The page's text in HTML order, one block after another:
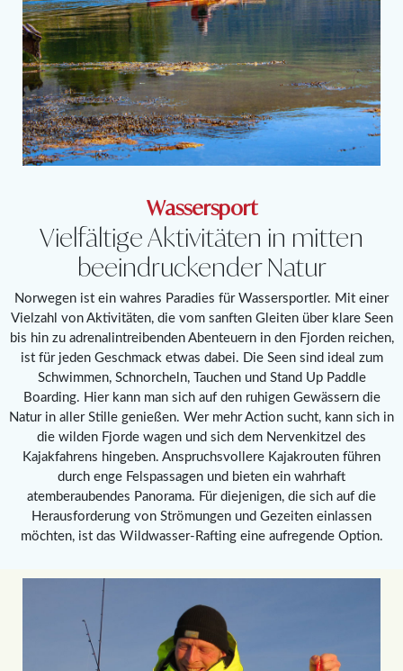
Wassersport
Vielfältige Aktivitäten in mitten
beeindruckender Natur
Norwegen ist ein wahres Paradies für Wassersportler. Mit einer
Vielzahl von Aktivitäten, die vom sanften Gleiten über klare Seen
bis hin zu adrenalintreibenden Abenteuern in den Fjorden reichen,
ist für jeden Geschmack etwas dabei. Die Seen sind ideal zum
Schwimmen, Schnorcheln, Tauchen und Stand Up Paddle
Boarding. Hier kann man sich auf den ruhigen Gewässern die
Natur in aller Stille genießen. Wer mehr Action sucht, kann sich in
die wilden Fjorde wagen und sich dem Nervenkitzel des
Kajakfahrens hingeben. Anspruchsvollere Kajakrouten führen
durch enge Felspassagen und bieten ein wahrhaft
atemberaubendes Panorama. Für diejenigen, die sich auf die
Herausforderung von Strömungen und Gezeiten einlassen
möchten, ist das Wildwasser-Rafting eine aufregende Option.